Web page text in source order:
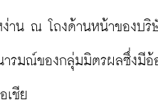
ง่าน ณ โถงด้านหน้าของบ
รมณ์ของกลุ่มมิตรผลซึ่งมี
เชีย